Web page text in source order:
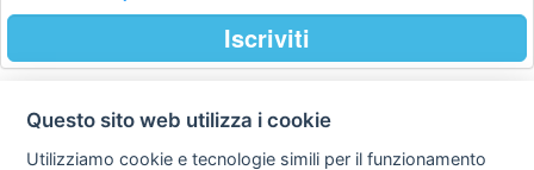
Iscriviti
Privacy
policy
Avviso
legale
Questo sito web utilizza i cookie
Utilizziamo cookie e tecnologie simili per il funzionamento